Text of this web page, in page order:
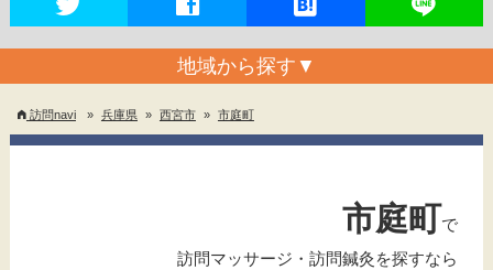
地域から探す ▼
訪問navi » 兵庫県 » 西宮市 » 市庭町
市庭町で
訪問マッサージ・訪問鍼灸を探すなら